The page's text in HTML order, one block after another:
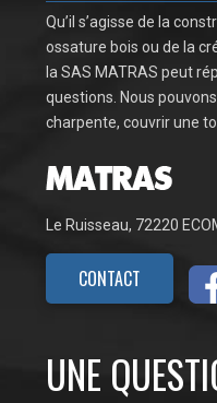
Qu’il s’agisse de la
ossature bois ou de la
la SAS MATRAS peut
questions. Nous
charpente, couvrir une
Le Ruisseau, 72220
CONTACT
UNE